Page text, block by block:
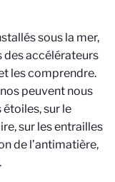
sous la mer,
des accélérateurs
les comprendre.
peuvent nous
sur le
sur les entrailles
de l’antimatière,